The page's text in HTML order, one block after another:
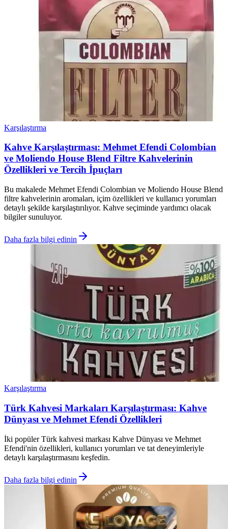
Karşılaştırma
Kahve Karşılaştırması: Mehmet Efendi Colombian
ve Moliendo House Blend Filtre Kahvelerinin
Özellikleri ve Tercih İpuçları
Bu makalede Mehmet Efendi Colombian ve Moliendo House Blend
filtre kahvelerinin aromaları, içim özellikleri ve kullanıcı yorumları
detaylı şekilde karşılaştırılıyor. Kahve seçiminde yardımcı olacak
bilgiler sunuluyor.
Daha fazla bilgi edinin
Karşılaştırma
Türk Kahvesi Markaları Karşılaştırması: Kahve
Dünyası ve Mehmet Efendi Özellikleri
İki popüler Türk kahvesi markası Kahve Dünyası ve Mehmet
Efendi'nin özellikleri, kullanıcı yorumları ve tat deneyimleriyle
detaylı karşılaştırmasını keşfedin.
Daha fazla bilgi edinin